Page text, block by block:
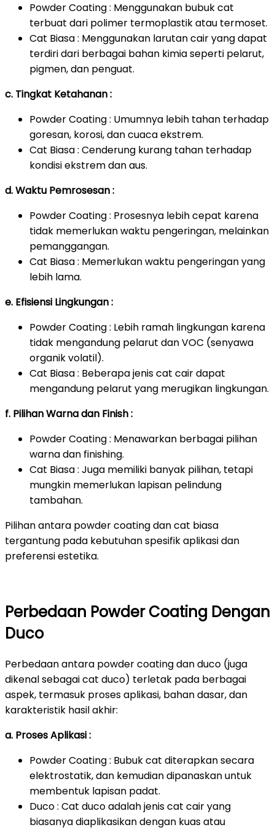
Powder Coating : Menggunakan bubuk cat
terbuat dari polimer termoplastik atau termoset.
Cat Biasa : Menggunakan larutan cair yang dapat
terdiri dari berbagai bahan kimia seperti pelarut,
pigmen, dan penguat.
c. Tingkat Ketahanan :
Powder Coating : Umumnya lebih tahan terhadap
goresan, korosi, dan cuaca ekstrem.
Cat Biasa : Cenderung kurang tahan terhadap
kondisi ekstrem dan aus.
d. Waktu Pemrosesan :
Powder Coating : Prosesnya lebih cepat karena
tidak memerlukan waktu pengeringan, melainkan
pemanggangan.
Cat Biasa : Memerlukan waktu pengeringan yang
lebih lama.
e. Efisiensi Lingkungan :
Powder Coating : Lebih ramah lingkungan karena
tidak mengandung pelarut dan VOC (senyawa
organik volatil).
Cat Biasa : Beberapa jenis cat cair dapat
mengandung pelarut yang merugikan lingkungan.
f. Pilihan Warna dan Finish :
Powder Coating : Menawarkan berbagai pilihan
warna dan finishing.
Cat Biasa : Juga memiliki banyak pilihan, tetapi
mungkin memerlukan lapisan pelindung
tambahan.
Pilihan antara powder coating dan cat biasa
tergantung pada kebutuhan spesifik aplikasi dan
preferensi estetika.
Perbedaan Powder Coating Dengan
Duco
Perbedaan antara powder coating dan duco (juga
dikenal sebagai cat duco) terletak pada berbagai
aspek, termasuk proses aplikasi, bahan dasar, dan
karakteristik hasil akhir:
a. Proses Aplikasi :
Powder Coating : Bubuk cat diterapkan secara
elektrostatik, dan kemudian dipanaskan untuk
membentuk lapisan padat.
Duco : Cat duco adalah jenis cat cair yang
biasanya diaplikasikan dengan kuas atau